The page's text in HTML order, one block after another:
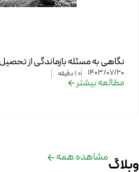
نگاهی به مسئله بازماندگی از
1403/07/20
< 1 دقیقه
مطالعه بیشتر
وبلاگمشاهده همه